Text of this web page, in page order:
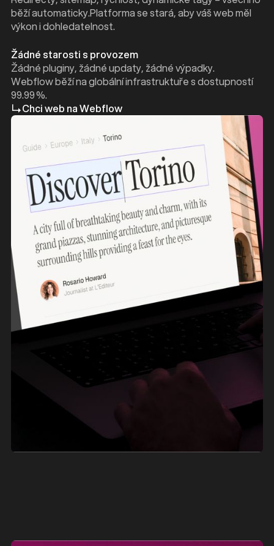
běží automaticky.Platforma se stará, aby váš web měl
výkon i dohledatelnost.
Žádné starosti s provozem
Žádné pluginy, žádné updaty, žádné výpadky.
Webflow běží na globální infrastruktuře s dostupností
99.99 %.
Chci web na Webflow